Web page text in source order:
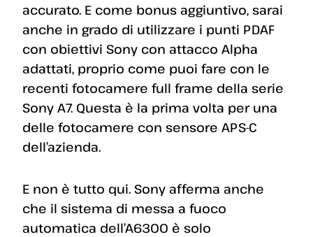
accurato. E come bonus aggiuntivo, sarai
anche in grado di utilizzare i punti PDAF
con obiettivi Sony con attacco Alpha
adattati, proprio come puoi fare con le
recenti fotocamere full frame della serie
Sony A7. Questa è la prima volta per una
delle fotocamere con sensore APS-C
dell’azienda.
E non è tutto qui. Sony afferma anche
che il sistema di messa a fuoco
automatica dell’A6300 è solo